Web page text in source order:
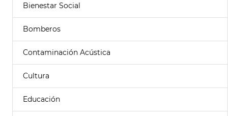
Bienestar Social
Bomberos
Contaminación Acústica
Cultura
Educación